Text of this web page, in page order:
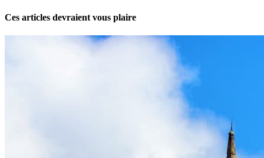
Ces articles devraient vous plaire